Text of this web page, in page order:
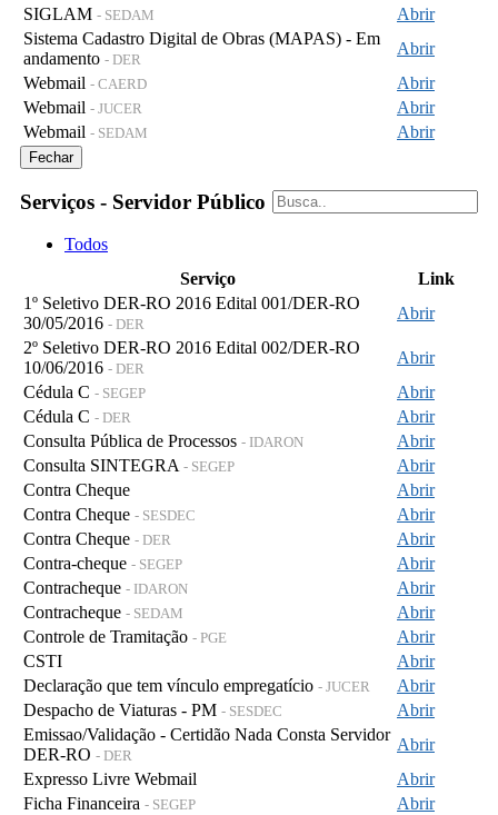
SIGLAM - SEDAM
Abrir
Sistema Cadastro Digital de Obras (MAPAS) - Em
andamento - DER
Abrir
Webmail - CAERD
Abrir
Webmail - JUCER
Abrir
Webmail - SEDAM Abrir
Fechar
Serviços - Servidor Público
Todos
Serviço
Link
1º Seletivo DER-RO 2016 Edital 001/DER-RO
30/05/2016 - DER
Abrir
2º Seletivo DER-RO 2016 Edital 002/DER-RO
10/06/2016 - DER
Abrir
Cédula C - SEGEP
Abrir
Cédula C - DER
Abrir
Consulta Pública de Processos - IDARON
Abrir
Consulta SINTEGRA - SEGEP
Abrir
Contra Cheque
Abrir
Contra Cheque - SESDEC
Abrir
Contra Cheque - DER
Abrir
Contra-cheque - SEGEP
Abrir
Contracheque - IDARON
Abrir
Contracheque - SEDAM
Abrir
Controle de Tramitação - PGE
Abrir
CSTI
Abrir
Declaração que tem vínculo empregatício - JUCER
Abrir
Despacho de Viaturas - PM - SESDEC
Abrir
Emissao/Validação - Certidão Nada Consta Servidor
DER-RO - DER
Abrir
Expresso Livre Webmail
Abrir
Ficha Financeira - SEGEP
Abrir